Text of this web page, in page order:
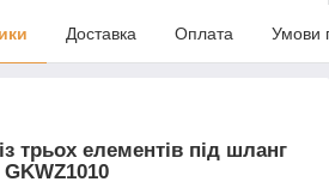
Доставка Оплата Умови
трьох елементів під шланг